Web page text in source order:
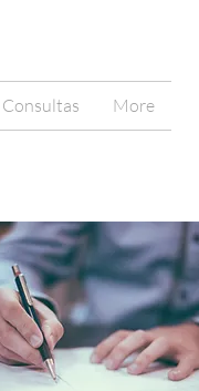
Consultas More